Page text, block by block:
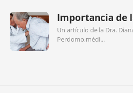
Importancia de
Un artículo de la Dra.
Perdomo,médi...